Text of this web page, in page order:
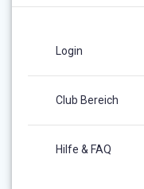
Login
Club Bereich
Hilfe & FAQ